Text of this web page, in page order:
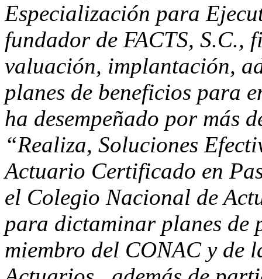
Especialización para
fundador de FACTS, S.C.,
valuación, implantación,
planes de beneficios para
ha desempeñado por más
“Realiza, Soluciones
Actuario Certificado en
el Colegio Nacional de
para dictaminar planes de
miembro del CONAC y de